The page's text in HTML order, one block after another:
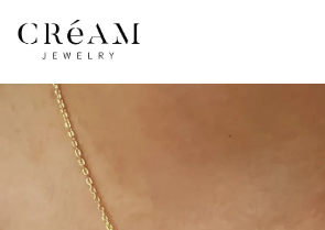
您的購物車目前還